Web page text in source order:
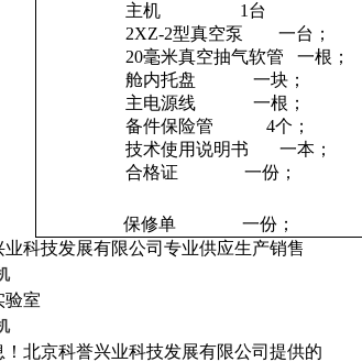
主机 1 台
2XZ-2型真空泵 一台；
20毫米真空抽气软管 一根；
舱内托盘 一块；
主电源线 一根；
备件保险管 4个；
技术使用说明书 一本；
合格证 一份；
保修单
一份；
业科技发展有限公司专业供应生产销售
验室
！北京科誉兴业科技发展有限公司提供的